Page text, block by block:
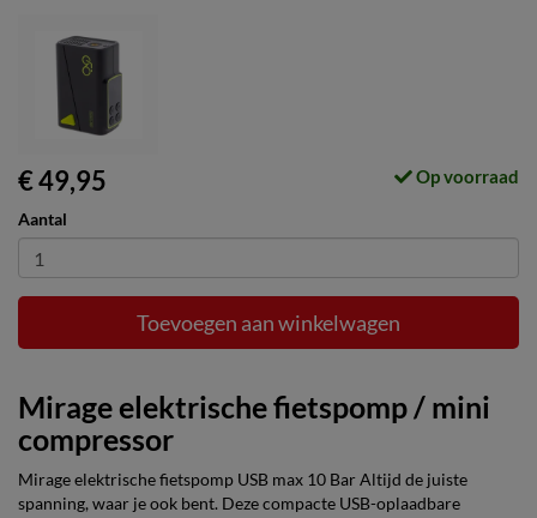
€ 49,95 Op voorraad
Aantal
Toevoegen aan winkelwagen
Mirage elektrische fietspomp / mini
compressor
Mirage elektrische fietspomp USB max 10 Bar Altijd de juiste
spanning, waar je ook bent. Deze compacte USB-oplaadbare